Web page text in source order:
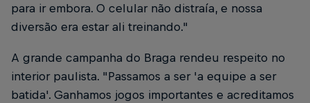
para ir embora. O celular não distraía, e nossa
diversão era estar ali treinando."
A grande campanha do Braga rendeu respeito no
interior paulista. "Passamos a ser 'a equipe a ser
batida'. Ganhamos jogos importantes e acreditamos